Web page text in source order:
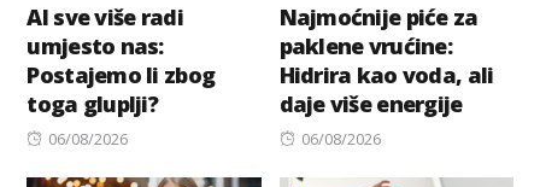
AI sve više radi
umjesto nas:
Postajemo li zbog
toga gluplji?
Posted
06/08/2026
Najmoćnije piće za
paklene vrućine:
Hidrira kao voda, ali
daje više energije
Posted
06/08/2026